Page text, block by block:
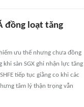
đồng loạt tăng
ưu thế nhưng chưa đồng
khi sàn SGX ghi nhận lực tăng
tiếp tục giằng co khi các
tâm lý thận trọng vẫn